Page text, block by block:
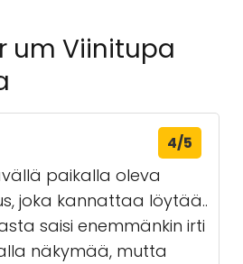
um Viinitupa
4/5
paikalla oleva
joka kannattaa löytää..
saisi enemmänkin irti
näkymää, mutta